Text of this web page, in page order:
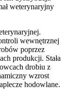
weterynaryjny
wewnętrznej
poprzez
produkcji. Stała
drobiu z
wzrost
hodowlane.